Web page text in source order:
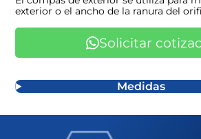
exterior o el ancho de la ranura del
Solicitar
Medidas